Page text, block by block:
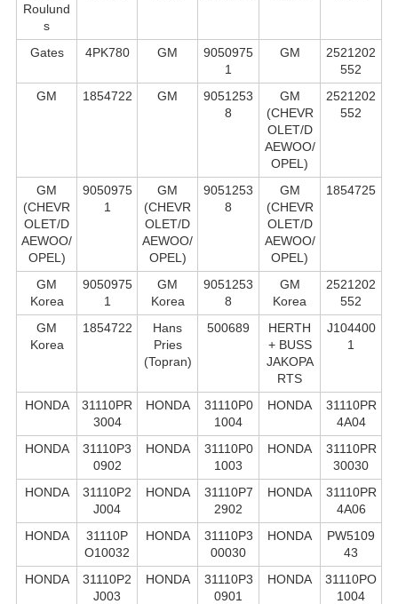
Roulund
s
Gates 4PK780 GM
9050975
1
GM
2521202
552
GM
1854722 GM
9051253
8
GM
(CHEVR
OLET/D
AEWOO/
OPEL)
2521202
552
GM
(CHEVR
OLET/D
AEWOO/
OPEL)
9050975
1
GM
(CHEVR
OLET/D
AEWOO/
OPEL)
9051253
8
GM
(CHEVR
OLET/D
AEWOO/
OPEL)
1854725
GM
Korea
9050975
1
GM
Korea
9051253
8
GM
Korea
2521202
552
GM
Korea
1854722
Hans
Pries
(Topran)
500689
HERTH
+ BUSS
JAKOPA
RTS
J104400
1
HONDA
31110PR
3004
HONDA
31110P0
1004
HONDA
31110PR
4A04
HONDA
31110P3
0902
HONDA
31110P0
1003
HONDA
31110PR
30030
HONDA
31110P2
J004
HONDA
31110P7
2902
HONDA
31110PR
4A06
HONDA
31110P
O10032
HONDA
31110P3
00030
HONDA
PW5109
43
HONDA
31110P2
J003
HONDA
31110P3
0901
HONDA
31110PO
1004